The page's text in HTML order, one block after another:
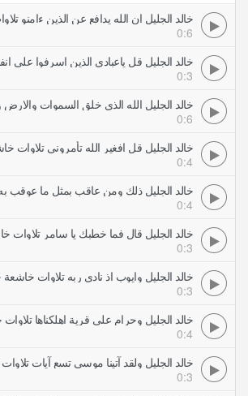
0:6
0:3
0:6
0:4
0:4
0:3
0:3
0:4
0:3